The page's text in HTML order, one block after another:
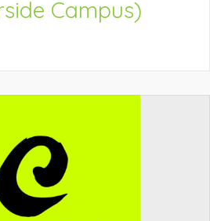
Campus)